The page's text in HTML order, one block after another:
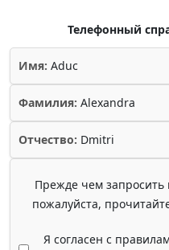
Телефонный
Имя: Aduc
Фамилия: Alexandra
Отчество: Dmitri
Прежде чем запросить
пожалуйста,
Я согласен с